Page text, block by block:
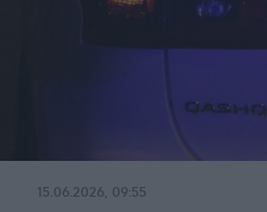
15.06.2026, 09:55